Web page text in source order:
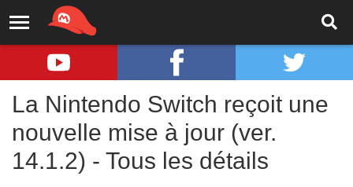
La Nintendo Switch reçoit une
nouvelle mise à jour (ver.
14.1.2) - Tous les détails